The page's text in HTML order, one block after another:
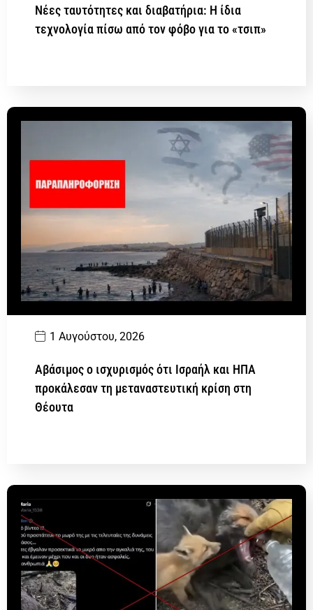
Νέες ταυτότητες και διαβατήρια: Η ίδια
τεχνολογία πίσω από τον φόβο για το «τσιπ»
1 Αυγούστου, 2026
Αβάσιμος ο ισχυρισμός ότι Ισραήλ και ΗΠΑ
προκάλεσαν τη μεταναστευτική κρίση στη
Θέουτα